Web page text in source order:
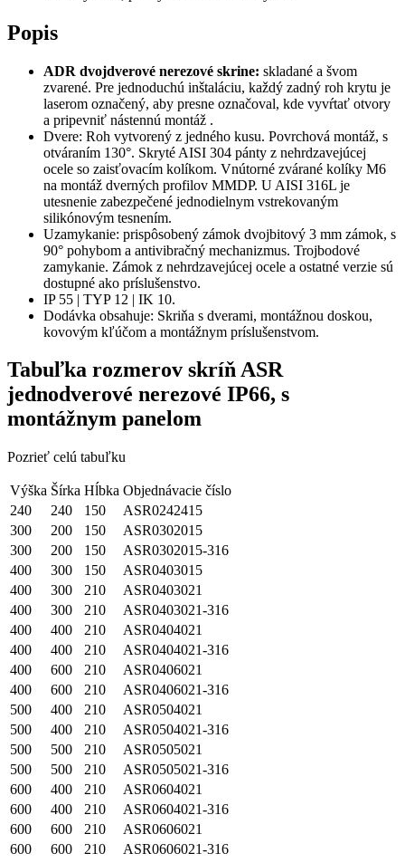
Popis
ADR dvojdverové nerezové skrine: skladané a švom
zvarené. Pre jednoduchú inštaláciu, každý zadný roh krytu je
laserom označený, aby presne označoval, kde vyvŕtať otvory
a pripevniť nástennú montáž .
Dvere: Roh vytvorený z jedného kusu. Povrchová montáž, s
otváraním 130°. Skryté AISI 304 pánty z nehrdzavejúcej
ocele so zaisťovacím kolíkom. Vnútorné zvárané kolíky M6
na montáž dverných profilov MMDP. U AISI 316L je
utesnenie zabezpečené jednodielnym vstrekovaným
silikónovým tesnením.
Uzamykanie: prispôsobený zámok dvojbitový 3 mm zámok, s
90° pohybom a antivibračný mechanizmus. Trojbodové
zamykanie. Zámok z nehrdzavejúcej ocele a ostatné verzie sú
dostupné ako príslušenstvo.
IP 55 | TYP 12 | IK 10.
Dodávka obsahuje: Skriňa s dverami, montážnou doskou,
kovovým kľúčom a montážnym príslušenstvom.
Tabuľka rozmerov skríň ASR
jednodverové nerezové IP66, s
montážnym panelom
Pozrieť celú tabuľku
Výška Šírka Hĺbka Objednávacie číslo
240
240 150
ASR0242415
300
200 150
ASR0302015
300
200 150
ASR0302015-316
400
300 150
ASR0403015
400
300 210
ASR0403021
400
300 210
ASR0403021-316
400
400 210
ASR0404021
400
400 210
ASR0404021-316
400
600 210
ASR0406021
400
600 210
ASR0406021-316
500
400 210
ASR0504021
500
400 210
ASR0504021-316
500
500 210
ASR0505021
500
500 210
ASR0505021-316
600
400 210
ASR0604021
600
400 210
ASR0604021-316
600
600 210
ASR0606021
600
600 210
ASR0606021-316